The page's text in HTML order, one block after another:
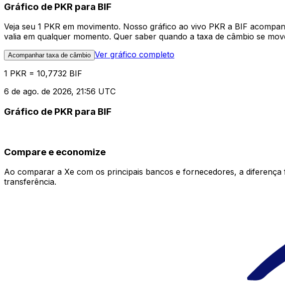
Gráfico de PKR para BIF
Veja seu 1 PKR em movimento. Nosso gráfico ao vivo PKR a BIF
valia em qualquer momento. Quer saber quando a taxa de câmbio se
Acompanhar taxa de câmbio Ver gráfico completo
1 PKR = 10,7732 BIF
6 de ago. de 2026, 21:56 UTC
Gráfico de PKR para BIF
Compare e economize
Ao comparar a Xe com os principais bancos e fornecedores, a
transferência.